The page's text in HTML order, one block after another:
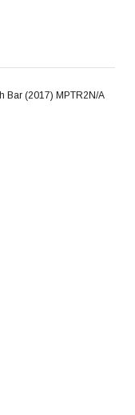
Bar (2017) MPTR2N/A